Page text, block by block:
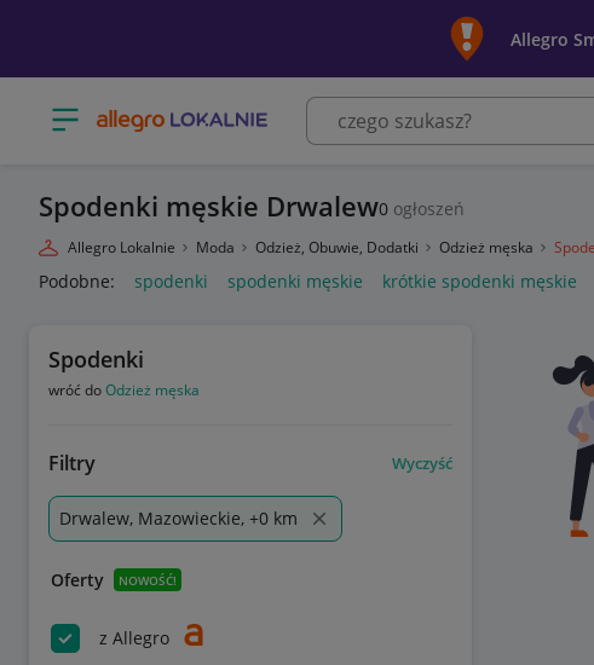
Allegro
Otwórz menu z kategoriami
Spodenki męskie Drwalew0 ogłoszeń
Allegro Lokalnie Moda Odzież, Obuwie, Dodatki Odzież męska
Podobne: spodenki spodenki męskie krótkie spodenki męskie
Spodenki
wróć doOdzież męska
Filtry Wyczyść
Drwalew, Mazowieckie, +0 km
Oferty NOWOŚĆ!
z Allegro